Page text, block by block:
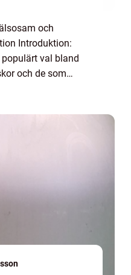
och
Introduktion:
val bland
och de som